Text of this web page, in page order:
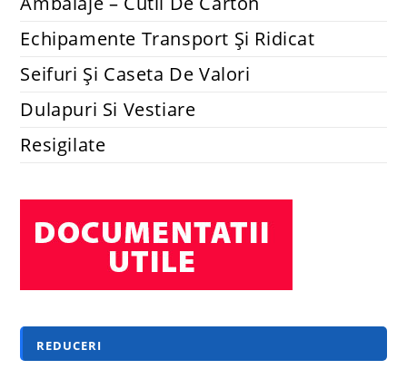
Echipamente Transport Și Ridicat
Seifuri Și Caseta De Valori
Dulapuri Si Vestiare
Resigilate
REDUCERI